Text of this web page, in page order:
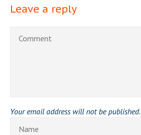
Leave a reply
Your email address will not be published.